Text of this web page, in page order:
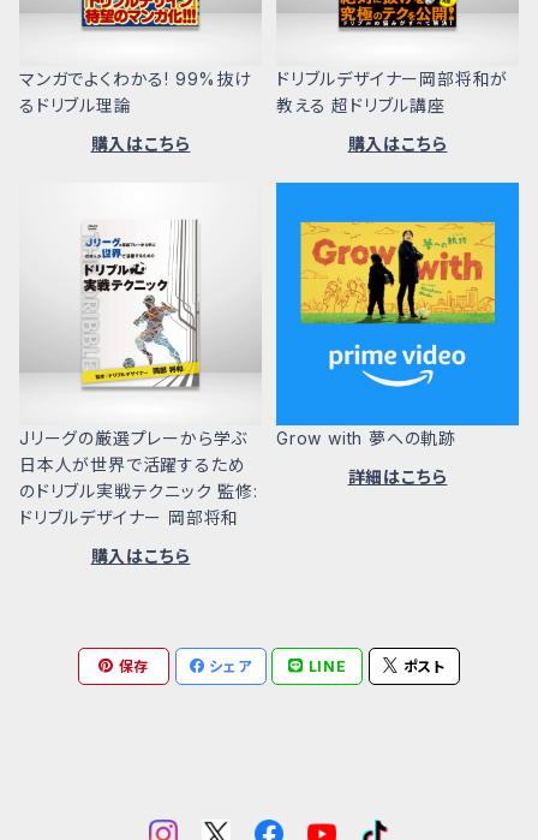
マンガでよくわかる! 99%抜け
るドリブル理論
購入はこちら
ドリブルデザイナー岡部将和が
教える 超ドリブル講座
購入はこちら
Jリーグの厳選プレーから学ぶ
日本人が世界で活躍するため
のドリブル実戦テクニック 監修:
ドリブルデザイナー 岡部将和
購入はこちら
Grow with 夢への軌跡
詳細はこちら
保存 シェア LINE ポスト